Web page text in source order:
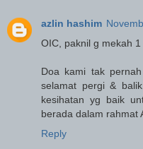
azlin hashim
OIC, paknil g mekah
Doa kami tak
selamat pergi &
kesihatan yg baik
berada dalam rahmat
Reply